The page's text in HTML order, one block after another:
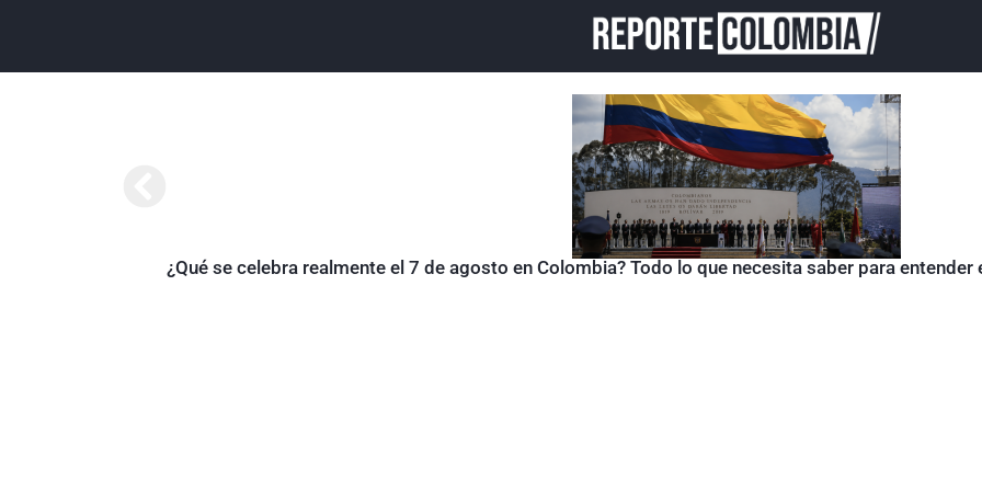
¿Qué se celebra realmente el 7 de agosto en Colombia? Todo lo que necesita saber para entender